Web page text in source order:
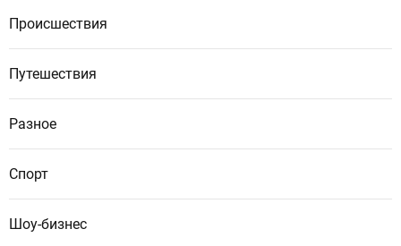
Происшествия
Путешествия
Разное
Спорт
Шоу-бизнес